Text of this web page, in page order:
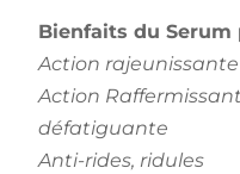
Bienfaits du Serum
Action rajeunissante
Action
défatiguante
Anti-rides, ridules